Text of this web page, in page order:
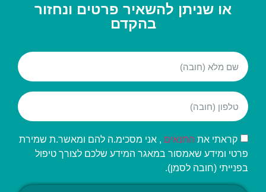
או שניתן להשאיר פרטים ונחזור
בהקדם
קראתי את התנאים , אני מסכימ.ה להם ומאשר.ת שמירת
פרטי ומידע שאמסור במאגר המידע שלכם לצורך טיפול
בפנייתי (חובה לסמן).